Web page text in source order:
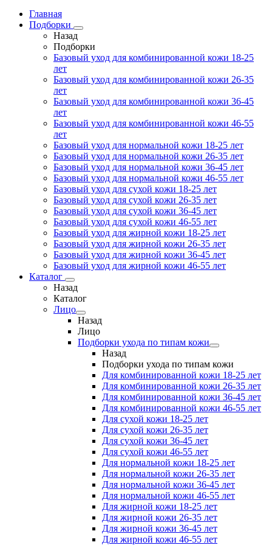
Главная
Подборки
Назад
Подборки
Базовый уход для комбинированной кожи 18-25
лет
Базовый уход для комбинированной кожи 26-35
лет
Базовый уход для комбинированной кожи 36-45
лет
Базовый уход для комбинированной кожи 46-55
лет
Базовый уход для нормальной кожи 18-25 лет
Базовый уход для нормальной кожи 26-35 лет
Базовый уход для нормальной кожи 36-45 лет
Базовый уход для нормальной кожи 46-55 лет
Базовый уход для сухой кожи 18-25 лет
Базовый уход для сухой кожи 26-35 лет
Базовый уход для сухой кожи 36-45 лет
Базовый уход для сухой кожи 46-55 лет
Базовый уход для жирной кожи 18-25 лет
Базовый уход для жирной кожи 26-35 лет
Базовый уход для жирной кожи 36-45 лет
Базовый уход для жирной кожи 46-55 лет
Каталог
Назад
Каталог
Лицо
Назад
Лицо
Подборки ухода по типам кожи
Назад
Подборки ухода по типам кожи
Для комбинированной кожи 18-25 лет
Для комбинированной кожи 26-35 лет
Для комбинированной кожи 36-45 лет
Для комбинированной кожи 46-55 лет
Для сухой кожи 18-25 лет
Для сухой кожи 26-35 лет
Для сухой кожи 36-45 лет
Для сухой кожи 46-55 лет
Для нормальной кожи 18-25 лет
Для нормальной кожи 26-35 лет
Для нормальной кожи 36-45 лет
Для нормальной кожи 46-55 лет
Для жирной кожи 18-25 лет
Для жирной кожи 26-35 лет
Для жирной кожи 36-45 лет
Для жирной кожи 46-55 лет